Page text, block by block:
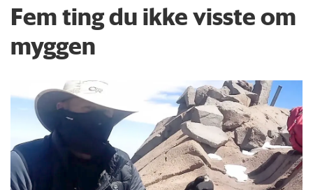
Fem ting du ikke visste om
myggen